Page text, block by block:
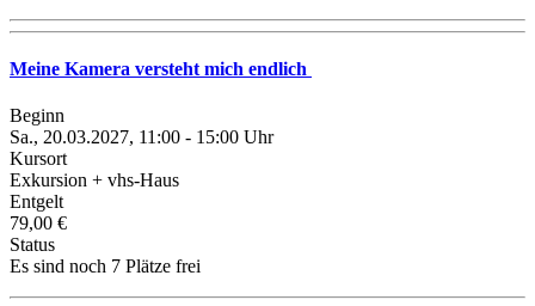
Meine Kamera versteht mich endlich
Beginn
Sa., 20.03.2027, 11:00 - 15:00 Uhr
Kursort
Exkursion + vhs-Haus
Entgelt
79,00 €
Status
Es sind noch 7 Plätze frei